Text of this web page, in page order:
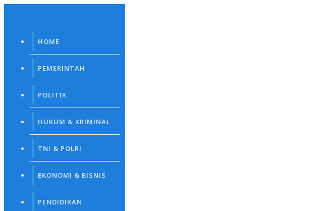
HOME
PEMERINTAH
POLITIK
HUKUM & KRIMINAL
TNI & POLRI
EKONOMI & BISNIS
PENDIDIKAN